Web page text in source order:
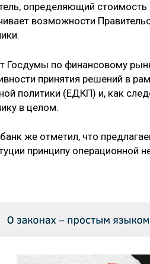
определяющий
возможности
Госдумы по финансовому
принятия решений в
политики (ЕДКП) и, как
в целом.
же отметил, что
принципу операционной